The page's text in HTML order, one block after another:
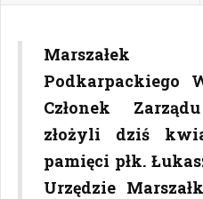
Marszałek
Podkarpackiego
Członek
złożyli dziś
pamięci płk.
Urzędzie